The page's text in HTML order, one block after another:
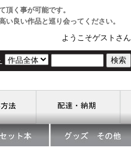
く事が可能です。
良い作品と巡り会ってください。
ようこそゲストさん